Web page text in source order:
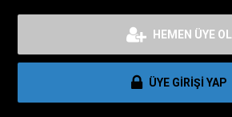
HEMEN ÜYE OL
ÜYE GİRİŞİ YAP